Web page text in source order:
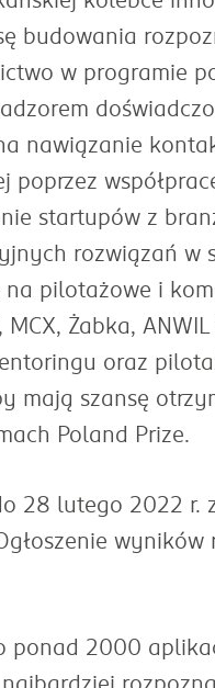
budowania
w programie
nawiązanie
poprzez
startupów z
rozwiązań w
pilotażowe i
Żabka, ANWIL
oraz
mają szansę
Poland Prize.
28 lutego 2022 r.
ponad 2000